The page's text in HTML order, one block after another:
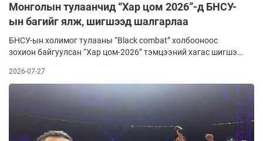
Монголын тулаанчид “Хар цом 2026”-д БНСУ-
ын багийг ялж, шигшээд шалгарлаа
БНСУ-ын холимог тулааны “Black combat” холбооноос
зохион байгуулсан “Хар цом-2026” тэмцээний хагас шигшээ
2026-07-27